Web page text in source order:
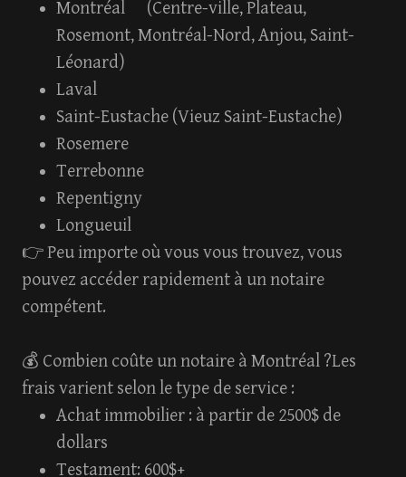
Montréal (Centre-ville, Plateau,
Rosemont, Montréal-Nord, Anjou, Saint-
Léonard)
Laval
Saint-Eustache (Vieuz Saint-Eustache)
Rosemere
Terrebonne
Repentigny
Longueuil
👉 Peu importe où vous vous trouvez, vous
pouvez accéder rapidement à un notaire
compétent.
💰 Combien coûte un notaire à Montréal ?Les
frais varient selon le type de service :
Achat immobilier : à partir de 2500$ de
dollars
Testament: 600$+